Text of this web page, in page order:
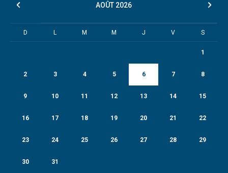
AOÛT 2026
D L M M J V S
1
2 3 4 5 6 7 8
9 10 11 12 13 14 15
16 17 18 19 20 21 22
23 24 25 26 27 28 29
30 31